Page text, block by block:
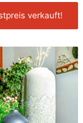
verkauft!